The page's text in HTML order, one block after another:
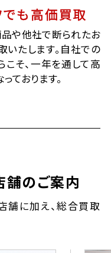
でも高価買取
や他社で断られたお
たします。自社での
そ、一年を通して高
ております。
舗のご案内
舗に加え、総合買取